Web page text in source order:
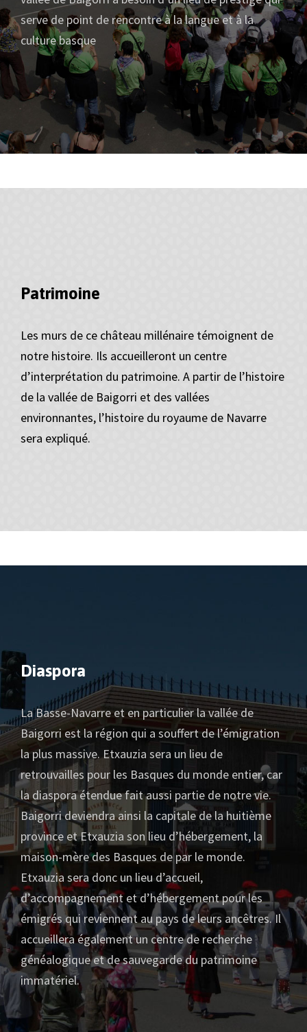
serve de point de rencontre à la langue et à la
culture basque
Patrimoine
Les murs de ce château millénaire témoignent de
notre histoire. Ils accueilleront un centre
d’interprétation du patrimoine. A partir de l’histoire
de la vallée de Baigorri et des vallées
environnantes, l’histoire du royaume de Navarre
sera expliqué.
Diaspora
La Basse-Navarre et en particulier la vallée de
Baigorri est la région qui a souffert de l’émigration
la plus massive.Etxauzia sera un lieu de
retrouvailles pour les Basques du monde entier, car
la diaspora étendue fait aussi partie de notre vie.
Baigorri deviendra ainsi la capitale de la huitième
province et Etxauzia son lieu d’hébergement, la
maison-mère des Basques de par le monde.
Etxauzia sera donc un lieu d’accueil,
d’accompagnement et d’hébergement pour les
émigrés qui reviennent au pays de leurs ancêtres. Il
accueillera également un centre de recherche
généalogique et de sauvegarde du patrimoine
immatériel.